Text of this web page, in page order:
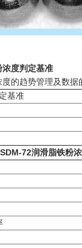
浓度判定基准
度的趋势管理及数
基准
72润滑脂铁粉
号